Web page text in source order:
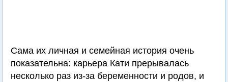
Сама их личная и семейная история очень
показательна: карьера Кати прерывалась
несколько раз из-за беременности и родов, и